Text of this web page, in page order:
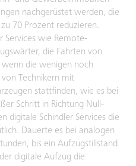
nachgerüstet werden, die
70 Prozent reduzieren.
Services wie Remote-
die Fahrten von
wenn die wenigen noch
Technikern mit
stattfinden, wie es bei
Schritt in Richtung Null-
digitale Schindler Services die
Dauerte es bei analogen
bis ein Aufzugstillstand
digitale Aufzug die